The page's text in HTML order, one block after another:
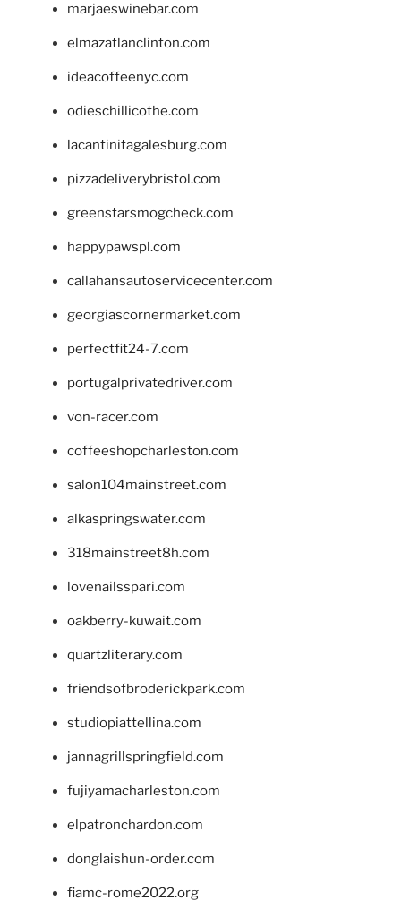
marjaeswinebar.com
elmazatlanclinton.com
ideacoffeenyc.com
odieschillicothe.com
lacantinitagalesburg.com
pizzadeliverybristol.com
greenstarsmogcheck.com
happypawspl.com
callahansautoservicecenter.com
georgiascornermarket.com
perfectfit24-7.com
portugalprivatedriver.com
von-racer.com
coffeeshopcharleston.com
salon104mainstreet.com
alkaspringswater.com
318mainstreet8h.com
lovenailsspari.com
oakberry-kuwait.com
quartzliterary.com
friendsofbroderickpark.com
studiopiattellina.com
jannagrillspringfield.com
fujiyamacharleston.com
elpatronchardon.com
donglaishun-order.com
fiamc-rome2022.org